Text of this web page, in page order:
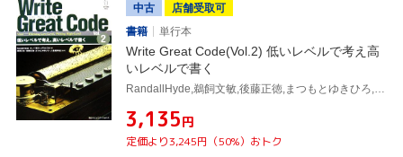
中古
店舗受取可
書籍
単行本
Write Great Code(Vol.2) 低いレベルで考え高
いレベルで書く
¥3,135円
定価より3,245円（50%）おトク